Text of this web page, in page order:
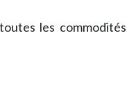
les commodités